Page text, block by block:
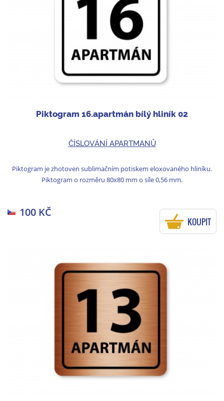
Piktogram 16.apartmán bílý hliník 02
ČÍSLOVÁNÍ APARTMANŮ
Piktogram je zhotoven sublimačním potiskem eloxovaného hliníku.
Piktogram o rozměru 80x80 mm o síle 0,56 mm.
100 KČ
KOUPIT